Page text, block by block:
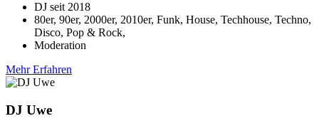
DJ seit 2018
80er, 90er, 2000er, 2010er, Funk, House, Techhouse, Techno,
Disco, Pop & Rock,
Moderation
Mehr Erfahren
DJ Uwe